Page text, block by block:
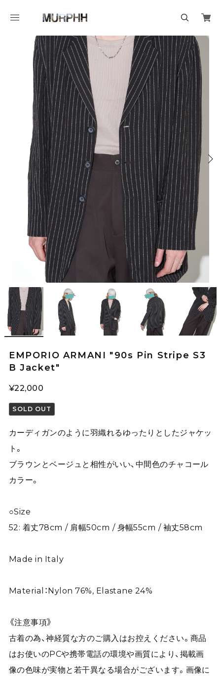
EMPORIO ARMANI "90s Pin Stripe S3
B Jacket"
¥22,000
SOLD OUT
カーディガンのように羽織れるゆったりとしたジャケッ
ト。
ブラウンとベージュと相性がいい、中間色のチャコール
カラー。
○Size
52: 着丈78cm / 肩幅50cm / 身幅55cm / 袖丈58cm
Made in Italy
Material：Nylon 76%, Elastane 24%
《注意事項》
古着の為、神経質な方のご購入はお控えください。商品
はお使いのPCや携帯電話の環境や画質により、掲載画
像の色味が実物と若干異なる場合がございます。画像に